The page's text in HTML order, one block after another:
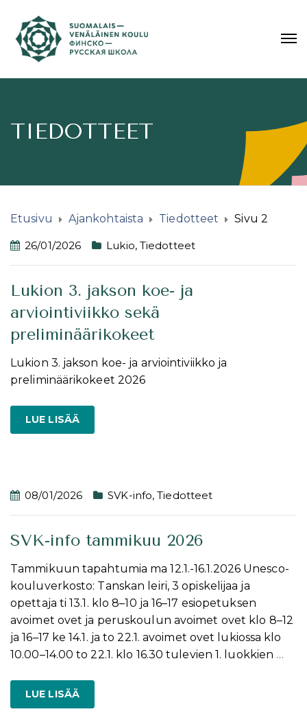
TIEDOTTEET
Etusivu Ajankohtaista Tiedotteet Sivu 2
26/01/2026 Lukio, Tiedotteet
Lukion 3. jakson koe- ja
arviointiviikko sekä
preliminäärikokeet
Lukion 3. jakson koe- ja arviointiviikko ja
preliminäärikokeet 2026
LUE LISÄÄ
08/01/2026 SVK-info,Tiedotteet
SVK-info tammikuu 2026
Tammikuun tapahtumia ma 12.1.-16.1.2026 Unesco-
kouluverkosto: Tanskan leiri, 3 opiskelijaa ja
opettaja ti 13.1. klo 8–10 ja 16–17 esiopetuksen
avoimet ovet ja peruskoulun avoimet ovet klo 8–12
ja 16–17 ke 14.1. ja to 22.1. avoimet ovet lukiossa klo
10­.00–14.00 to 22.1. klo 16.30 tulevien 1. luokkien …
LUE LISÄÄ